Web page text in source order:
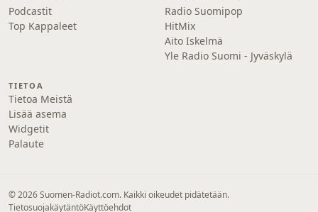
Podcastit
Top Kappaleet
Radio Suomipop
HitMix
Aito Iskelmä
Yle Radio Suomi - Jyväskylä
TIETOA
Tietoa Meistä
Lisää asema
Widgetit
Palaute
© 2026 Suomen-Radiot.com. Kaikki oikeudet pidätetään.
TietosuojakäytäntöKäyttöehdot